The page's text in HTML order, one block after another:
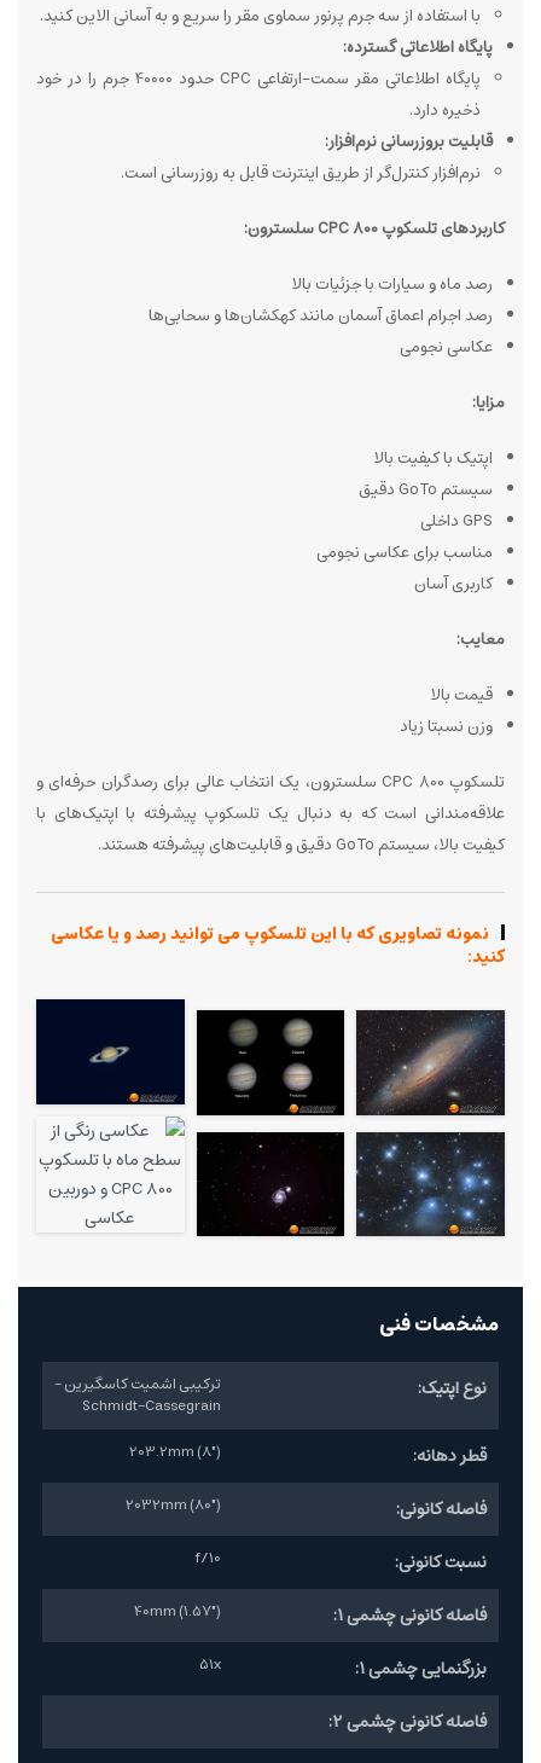
با استفاده از سه جرم پرنور سماوی مقر را سریع و به آسانی الاین کنید.
پایگاه اطلاعاتی گسترده:
پایگاه اطلاعاتی مقر سمت-ارتفاعی CPC حدود 40000 جرم را در خود
ذخیره دارد.
قابلیت بروزرسانی نرم‌افزار:
نرم‌افزار کنترل‌گر از طریق اینترنت قابل به روزرسانی است.
کاربردهای تلسکوپ CPC 800 سلسترون:
رصد ماه و سیارات با جزئیات بالا
رصد اجرام اعماق آسمان مانند کهکشان‌ها و سحابی‌ها
عکاسی نجومی
مزایا:
اپتیک با کیفیت بالا
سیستم GoTo دقیق
GPS داخلی
مناسب برای عکاسی نجومی
کاربری آسان
معایب:
قیمت بالا
وزن نسبتا زیاد
تلسکوپ CPC 800 سلسترون، یک انتخاب عالی برای رصدگران حرفه‌ای و
علاقه‌مندانی است که به دنبال یک تلسکوپ پیشرفته با اپتیک‌های با
کیفیت بالا، سیستم GoTo دقیق و قابلیت‌های پیشرفته هستند.
نمونه تصاویری که با این تلسکوپ می توانید رصد و یا عکاسی
کنید:
مشخصات فنی
نوع اپتیک:
ترکیبی اشمیت کاسگیرین -
Schmidt-Cassegrain
قطر دهانه: 203.2mm (8")
فاصله کانونی: 2032mm (80")
نسبت کانونی: f/10
فاصله کانونی چشمی 1: 40mm (1.57")
بزرگنمایی چشمی 1: 51x
فاصله کانونی چشمی 2: